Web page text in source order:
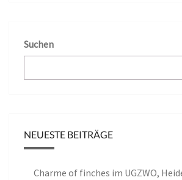
Suchen
NEUESTE BEITRÄGE
Charme of finches im UGZWO,